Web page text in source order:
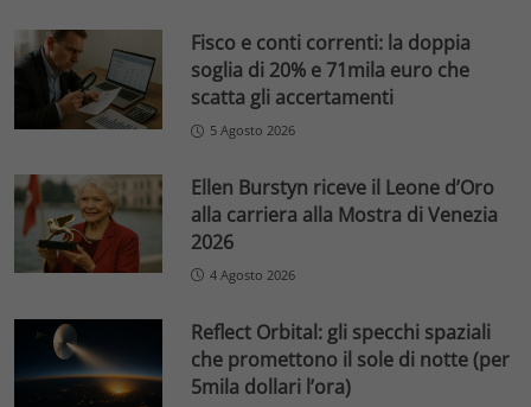
Fisco e conti correnti: la doppia
soglia di 20% e 71mila euro che
scatta gli accertamenti
5 Agosto 2026
Ellen Burstyn riceve il Leone d’Oro
alla carriera alla Mostra di Venezia
2026
4 Agosto 2026
Reflect Orbital: gli specchi spaziali
che promettono il sole di notte (per
5mila dollari l’ora)